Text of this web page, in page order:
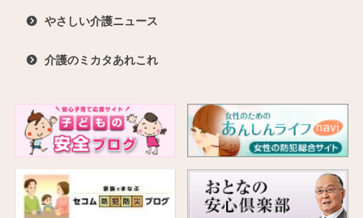
やさしい介護ニュース
介護のミカタあれこれ